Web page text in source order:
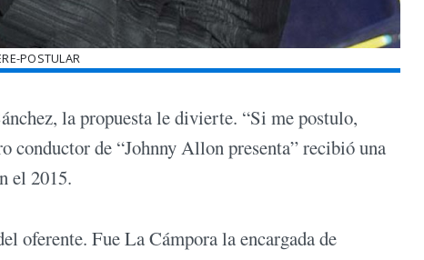
POSTULAR
la propuesta le divierte. “Si me postulo,
conductor de “Johnny Allon presenta” recibió una
el 2015.
oferente. Fue La Cámpora la encargada de